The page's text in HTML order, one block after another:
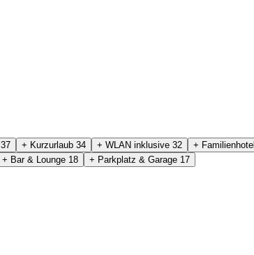
37 + Kurzurlaub 34 + WLAN inklusive 32 + Familienhotel
+ Bar & Lounge 18 + Parkplatz & Garage 17